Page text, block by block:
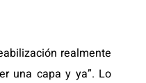
realmente
una capa y ya”. Lo